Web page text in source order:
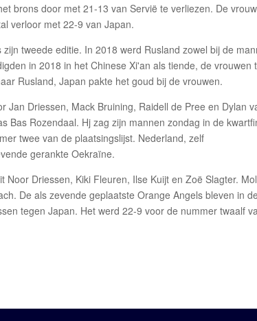
brons door met 21-13 van Servië te verliezen. De
verloor met 22-9 van Japan.
tweede editie. In 2018 werd Rusland zowel bij de
in 2018 in het Chinese Xi'an als tiende, de vrouwen
Rusland, Japan pakte het goud bij de vrouwen.
Driessen, Mack Bruining, Raidell de Pree en Dylan
Bas Rozendaal. Hj zag zijn mannen zondag in de
twee van de plaatsingslijst. Nederland, zelf
gerankte Oekraïne.
Driessen, Kiki Fleuren, Ilse Kuijt en Zoë Slagter.
De als zevende geplaatste Orange Angels bleven in de
tegen Japan. Het werd 22-9 voor de nummer twaalf